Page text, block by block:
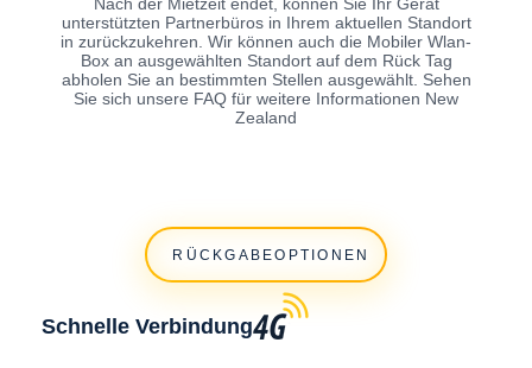
unterstützten Partnerbüros in Ihrem aktuellen Standort
in zurückzukehren. Wir können auch die Mobiler Wlan-
Box an ausgewählten Standort auf dem Rück Tag
abholen Sie an bestimmten Stellen ausgewählt. Sehen
Sie sich unsere FAQ für weitere Informationen New
Zealand
RÜCKGABEOPTIONEN
Schnelle Verbindung